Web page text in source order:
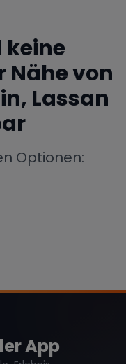
Audi
keine
Nähe von
Lassan
Optionen:
App